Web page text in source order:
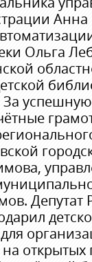
Ольга
Депутат
открытых